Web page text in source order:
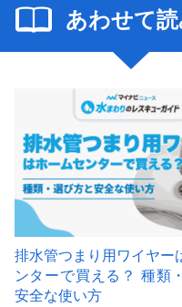
あわせて
排水管つまり用ワイヤー
ンターで買える？ 種類
安全な使い方